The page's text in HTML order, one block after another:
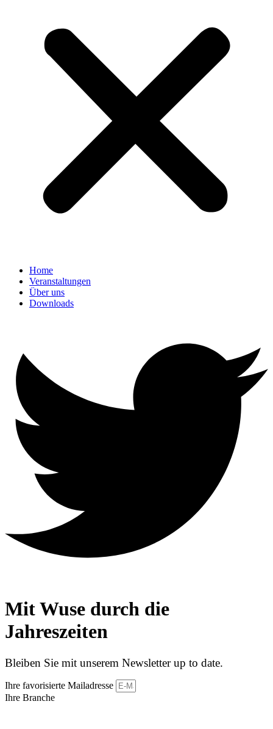
Home
Veranstaltungen
Über uns
Downloads
Mit Wuse durch die
Jahreszeiten
Bleiben Sie mit unserem Newsletter up to date.
Ihre favorisierte Mailadresse
Ihre Branche